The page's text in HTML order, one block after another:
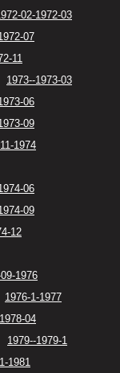
02-1972-03
07
11
1973--1973-03
06
09
1974
06
09
12
1976
1976-1-1977
04
1979--1979-1
1981